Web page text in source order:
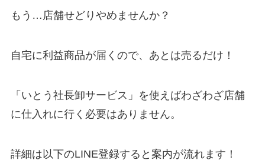
もう…店舗せどりやめませんか？
自宅に利益商品が届くので、あとは売るだけ！
「いとう社長卸サービス」を使えばわざわざ店舗
に仕入れに行く必要はありません。
詳細は以下のLINE登録すると案内が流れます！